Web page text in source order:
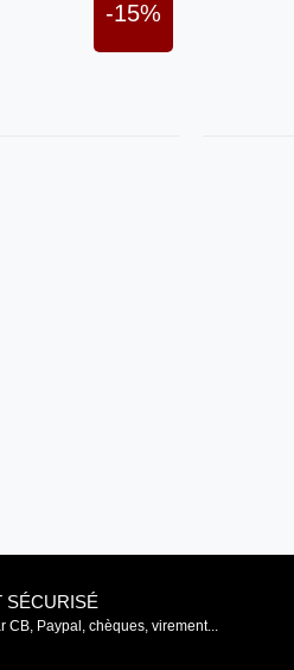
-15%
SÉCURISÉ
CB, Paypal, chèques, virement...